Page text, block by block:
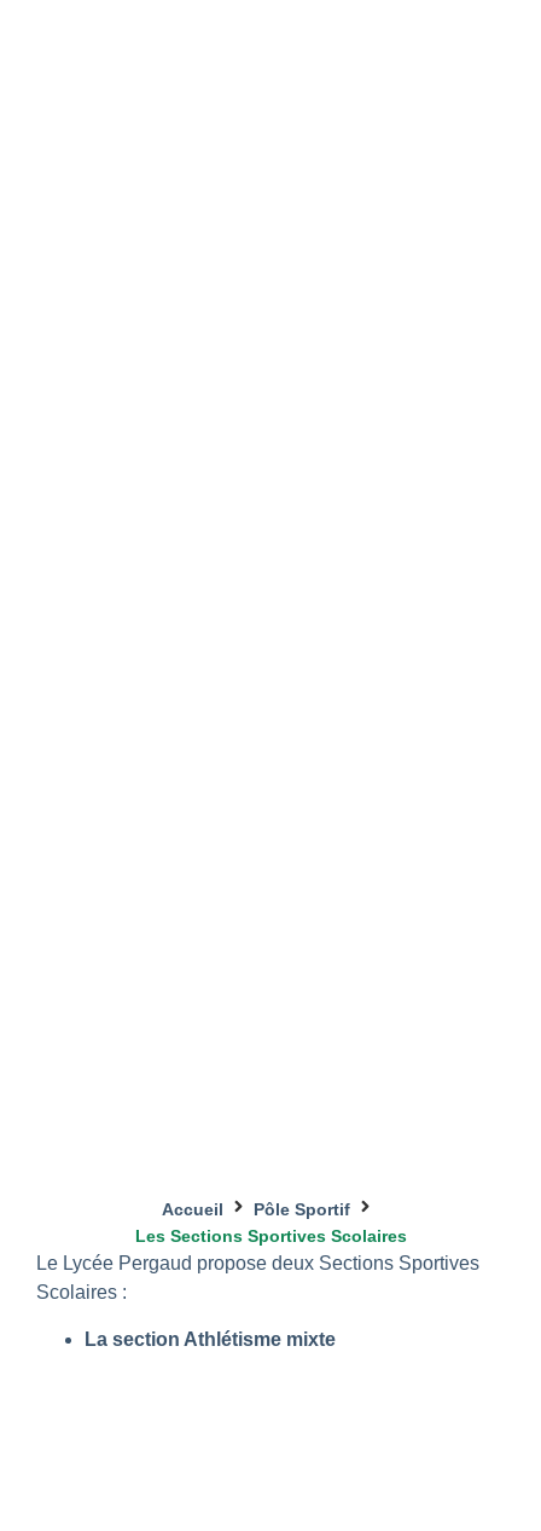
Accueil
Pôle Sportif
Les Sections Sportives Scolaires
Le Lycée Pergaud propose deux Sections Sportives
Scolaires :
La section Athlétisme mixte